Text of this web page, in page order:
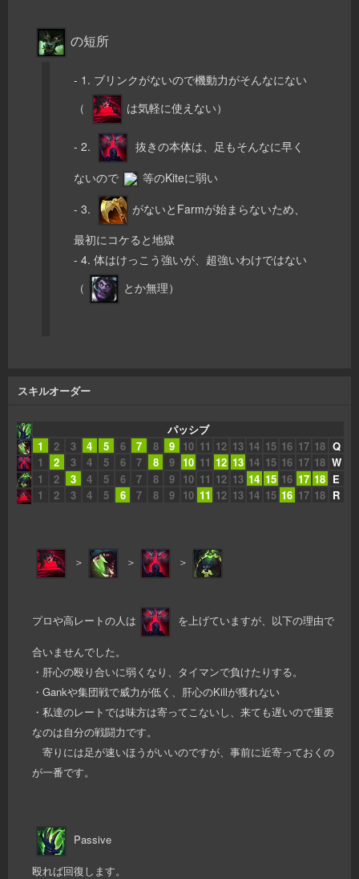
の短所
- 1. ブリンクがないので機動力がそんなにない
（
は気軽に使えない）
- 2.
抜きの本体は、足もそんなに早く
ないので
等のKiteに弱い
- 3.
がないとFarmが始まらないため、
最初にコケると地獄
- 4. 体はけっこう強いが、超強いわけではない
（
とか無理）
スキルオーダー
パッシブ
1
2 3 4 5 6 7 8 9 10 11 12 13 14 15 16 17 18 Q
1
2 3 4 5 6 7 8 9 10 11 12 13 14 15 16 17 18 W
1
2 3 4 5 6 7 8 9 10 11 12 13 14 15 16 17 18 E
1
2 3 4 5 6 7 8 9 10 11 12 13 14 15 16 17 18 R
＞ ＞ ＞
プロや高レートの人は を上げていますが、以下の理由で
合いませんでした。
・肝心の殴り合いに弱くなり、タイマンで負けたりする。
・Gankや集団戦で威力が低く、肝心のKillが獲れない
・私達のレートでは味方は寄ってこないし、来ても遅いので重要
なのは自分の戦闘力です。
寄りには足が速いほうがいいのですが、事前に近寄っておくの
が一番です。
Passive
殴れば回復します。